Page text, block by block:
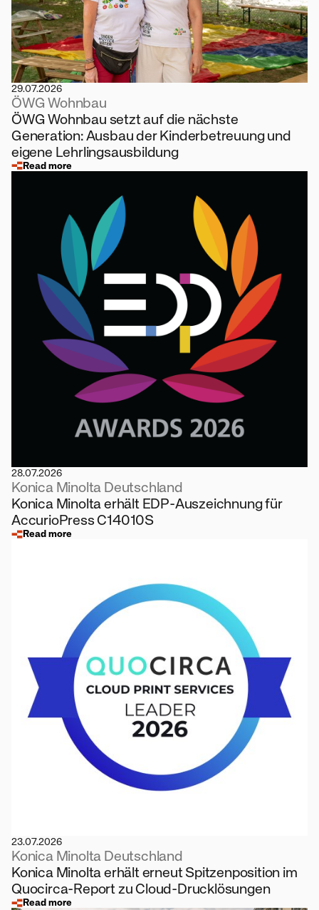
29.07.2026
ÖWG Wohnbau
ÖWG Wohnbau setzt auf die nächste
Generation: Ausbau der Kinderbetreuung und
eigene Lehrlingsausbildung
Read more
28.07.2026
Konica Minolta Deutschland
Konica Minolta erhält EDP-Auszeichnung für
AccurioPress C14010S
Read more
23.07.2026
Konica Minolta Deutschland
Konica Minolta erhält erneut Spitzenposition im
Quocirca-Report zu Cloud-Drucklösungen
Read more